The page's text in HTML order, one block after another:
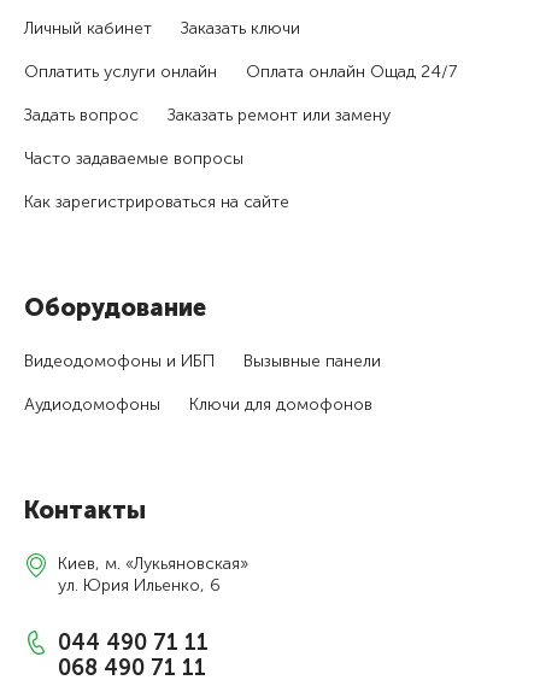
Личный кабинет Заказать ключи
Оплатить услуги онлайн Оплата онлайн Ощад 24/7
Задать вопрос Заказать ремонт или замену
Часто задаваемые вопросы
Как зарегистри­роваться на сайте
Оборудование
Видеодомофоны и ИБП Вызывные панели
Аудиодомофоны Ключи для домофонов
Контакты
Киев, м. «Лукьяновская»
ул. Юрия Ильенко, 6
044 490 71 11
068 490 71 11